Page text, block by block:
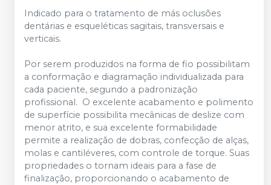
Indicado para o tratamento de más oclusões
dentárias e esqueléticas sagitais, transversais e
verticais.
Por serem produzidos na forma de fio possibilitam
a conformação e diagramação individualizada para
cada paciente, segundo a padronização
profissional. O excelente acabamento e polimento
de superfície possibilita mecânicas de deslize com
menor atrito, e sua excelente formabilidade
permite a realização de dobras, confecção de alças,
molas e cantiléveres, com controle de torque. Suas
propriedades o tornam ideais para a fase de
finalização, proporcionando o acabamento de